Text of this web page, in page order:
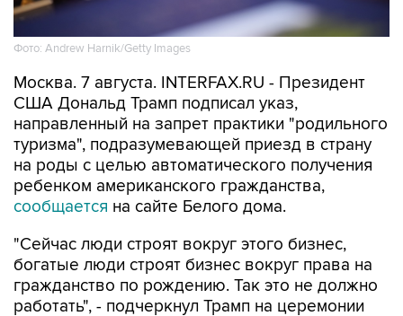
Фото: Andrew Harnik/Getty Images
Москва. 7 августа. INTERFAX.RU - Президент
направленный на запрет практики "родильного
туризма", подразумевающей приезд в страну
на роды с целью автоматического получения
ребенком американского гражданства,
сообщаетсяна сайте Белого дома.
"Сейчас люди строят вокруг этого бизнес,
гражданство по рождению. Так это не должно
работать", - подчеркнул Трамп на церемонии
подписания.